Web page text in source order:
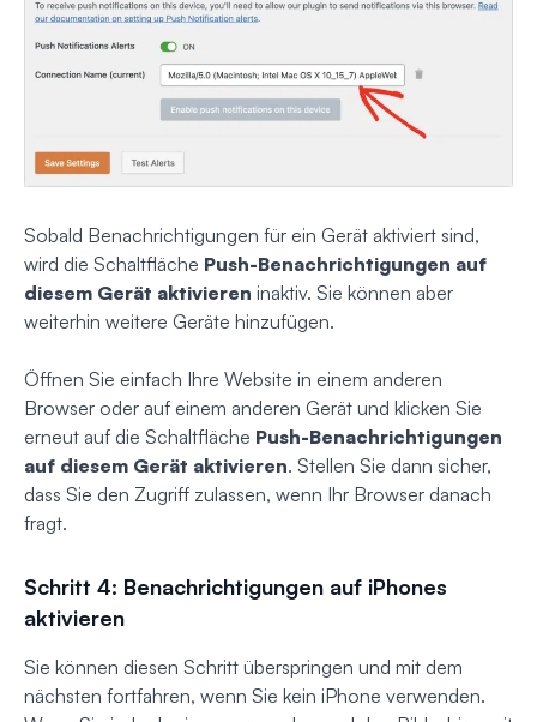
Sobald Benachrichtigungen für ein Gerät aktiviert sind,
wird die Schaltfläche Push-Benachrichtigungen auf
diesem Gerät aktivieren inaktiv. Sie können aber
weiterhin weitere Geräte hinzufügen.
Öffnen Sie einfach Ihre Website in einem anderen
Browser oder auf einem anderen Gerät und klicken Sie
erneut auf die Schaltfläche Push-Benachrichtigungen
auf diesem Gerät aktivieren. Stellen Sie dann sicher,
dass Sie den Zugriff zulassen, wenn Ihr Browser danach
fragt.
Schritt 4: Benachrichtigungen auf iPhones
aktivieren
Sie können diesen Schritt überspringen und mit dem
nächsten fortfahren, wenn Sie kein iPhone verwenden.